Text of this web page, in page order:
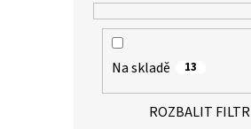
Na skladě 13
ROZBALIT FILTR